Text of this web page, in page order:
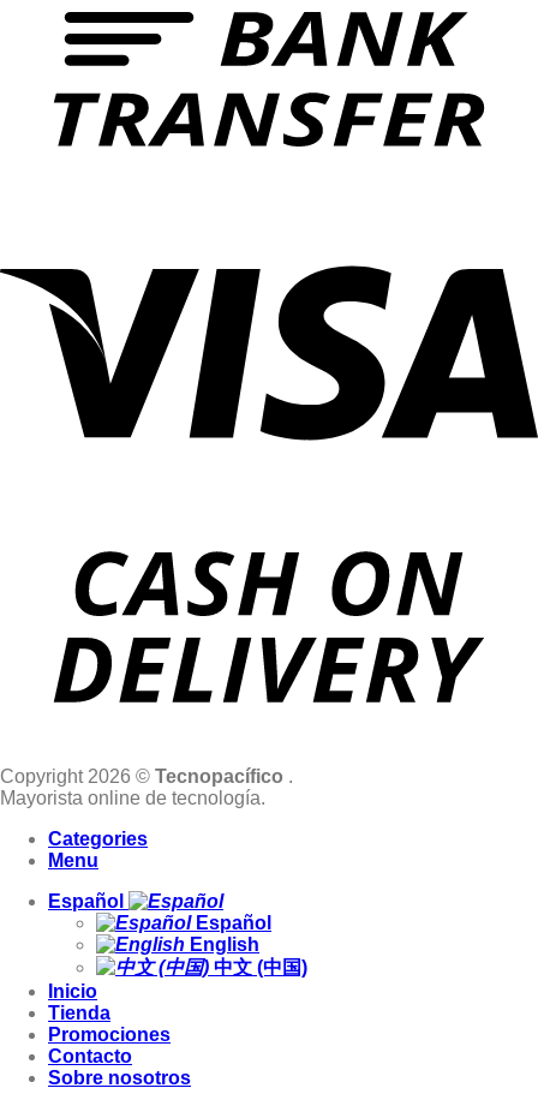
Copyright 2026 © Tecnopacífico .
Mayorista online de tecnología.
Categories
Menu
Español
Español
English
中文 (中国)
Inicio
Tienda
Promociones
Contacto
Sobre nosotros